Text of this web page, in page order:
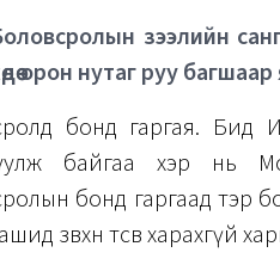
зээлийн
орон нутаг руу
бонд гаргая. Бид
байгаа хэр нь
бонд гаргаад тэр
зөвхөн төсөв